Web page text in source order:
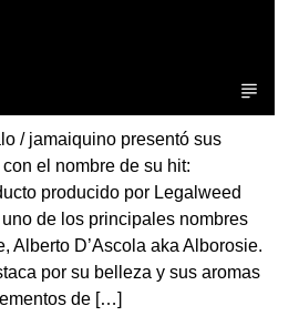
/ jamaiquino presentó sus
el nombre de su hit:
producido por Legalweed
de los principales nombres
Alberto D’Ascola aka Alborosie.
por su belleza y sus aromas
de […]